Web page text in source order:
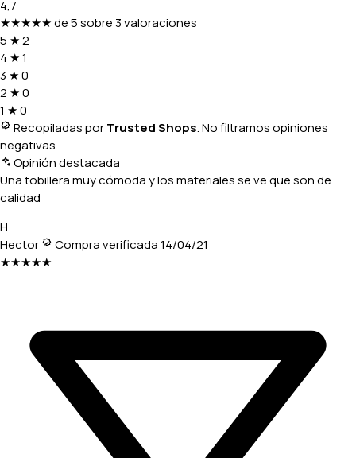
4,7
★★★★★de 5 sobre 3 valoraciones
5 ★2
4 ★1
3 ★0
2 ★0
1 ★0
Recopiladas porTrusted Shops. No filtramos opiniones
negativas.
Opinión destacada
Una tobillera muy cómoda y los materiales se ve que son de
calidad
H
Hector
Compra verificada14/04/21
★★★★★